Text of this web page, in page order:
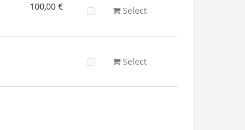
100,00 € Select
Select